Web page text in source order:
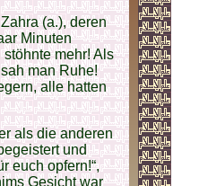
(a.), deren
Minuten
mehr! Als
man Ruhe!
alle hatten
als die anderen
und
euch opfern!“,
Gesicht war